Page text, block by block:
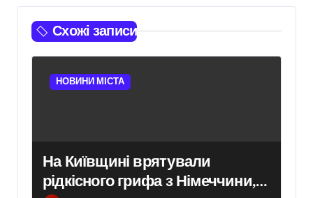
і
в
Схожі записи
НОВИНИ МІСТА
На Київщині врятували
рідкісного грифа з Німеччини,